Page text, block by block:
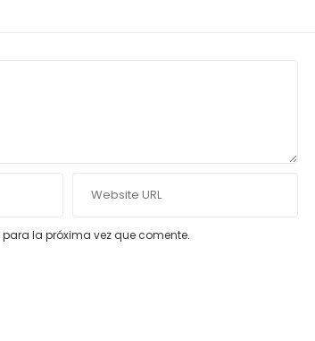
la próxima vez que comente.